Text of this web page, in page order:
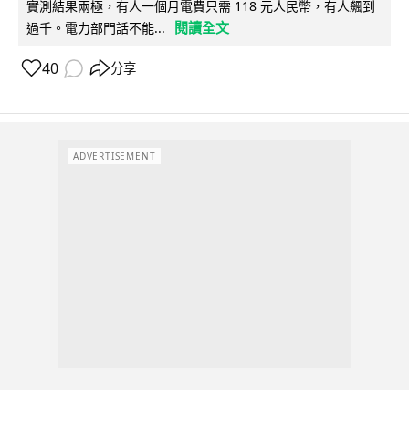
實測結果兩極，有人一個月電費只需 118 元人民幣，有人飆到
過千。電力部門話不能...
閱讀全文
40 分享
ADVERTISEMENT